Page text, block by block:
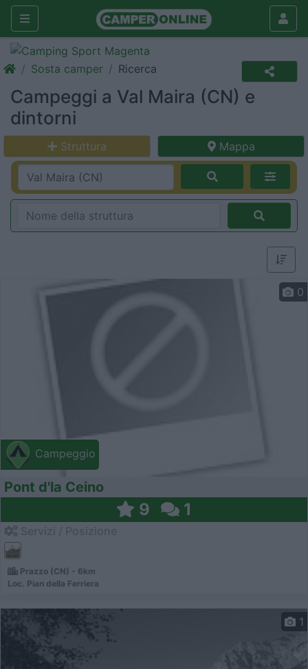
Sosta camper Ricerca
Campeggi a Val Maira (CN) e
dintorni
Struttura Mappa
Campeggio
0
Pont d'la Ceino
9 1
Prazzo (CN) - 6km
Loc. Pian della Ferriera
1